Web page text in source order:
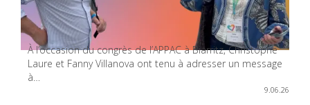
À l’occasion du congrès de l’APPAC à Biarritz, Christophe
Laure et Fanny Villanova ont tenu à adresser un message
à…
9.06.26